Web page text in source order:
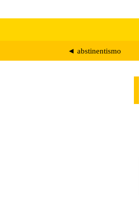
◄ abstinentismo